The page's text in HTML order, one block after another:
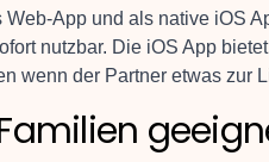
Web-App und als native iOS
nutzbar. Die iOS App
wenn der Partner etwas zur